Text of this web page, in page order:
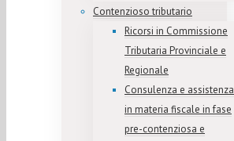
Contenzioso tributario
Ricorsi in Commissione
Tributaria Provinciale e
Regionale
Consulenza e assistenza
in materia fiscale in fase
pre-contenziosa e